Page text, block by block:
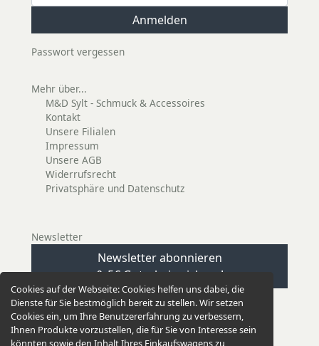
Cookies auf der Webseite:Cookies helfen uns dabei, die
Dienste für Sie bestmöglich bereit zu stellen. Wir setzen
Cookies ein, um Ihre Benutzererfahrung zu verbessern,
Ihnen Produkte vorzustellen, die für Sie von Interesse sein
Passwort vergessen
Mehr über...
M&D Sylt - Schmuck & Accessoires
Kontakt
Unsere Filialen
Impressum
Unsere AGB
Widerrufsrecht
Privatsphäre und Datenschutz
Newsletter
Newsletter abonnieren
& 5€ Gutschein sichern!